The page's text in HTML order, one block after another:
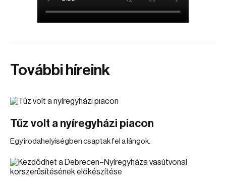
További híreink
Tűz volt a nyíregyházi piacon
Egy irodahelyiségben csaptak fel a lángok.